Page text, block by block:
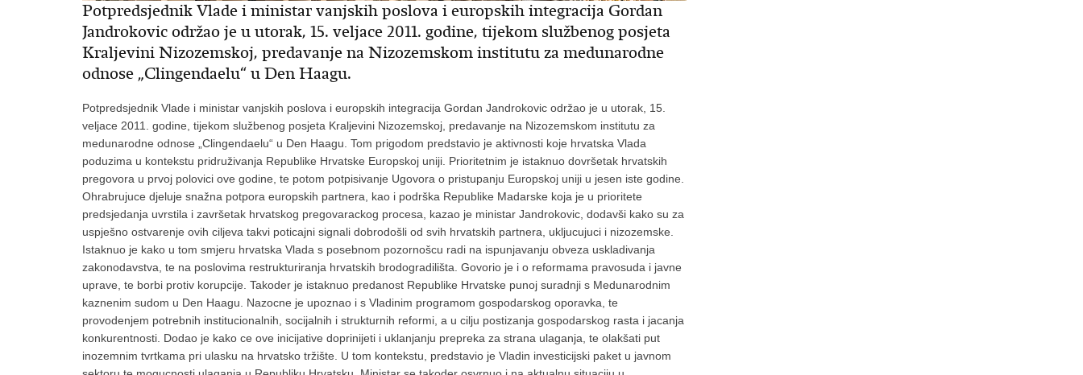
Potpredsjednik Vlade i ministar vanjskih poslova i europskih integracija Gordan
Jandrokovic održao je u utorak, 15. veljace 2011. godine, tijekom službenog posjeta
Kraljevini Nizozemskoj, predavanje na Nizozemskom institutu za medunarodne
odnose „Clingendaelu“ u Den Haagu.
Potpredsjednik Vlade i ministar vanjskih poslova i europskih integracija Gordan Jandrokovic održao je u utorak, 15.
veljace 2011. godine, tijekom službenog posjeta Kraljevini Nizozemskoj, predavanje na Nizozemskom institutu za
medunarodne odnose „Clingendaelu“ u Den Haagu. Tom prigodom predstavio je aktivnosti koje hrvatska Vlada
poduzima u kontekstu pridruživanja Republike Hrvatske Europskoj uniji. Prioritetnim je istaknuo dovršetak hrvatskih
pregovora u prvoj polovici ove godine, te potom potpisivanje Ugovora o pristupanju Europskoj uniji u jesen iste godine.
Ohrabrujuce djeluje snažna potpora europskih partnera, kao i podrška Republike Madarske koja je u prioritete
predsjedanja uvrstila i završetak hrvatskog pregovarackog procesa, kazao je ministar Jandrokovic, dodavši kako su za
uspješno ostvarenje ovih ciljeva takvi poticajni signali dobrodošli od svih hrvatskih partnera, ukljucujuci i nizozemske.
Istaknuo je kako u tom smjeru hrvatska Vlada s posebnom pozornošcu radi na ispunjavanju obveza uskladivanja
zakonodavstva, te na poslovima restrukturiranja hrvatskih brodogradilišta. Govorio je i o reformama pravosuda i javne
uprave, te borbi protiv korupcije. Takoder je istaknuo predanost Republike Hrvatske punoj suradnji s Medunarodnim
kaznenim sudom u Den Haagu. Nazocne je upoznao i s Vladinim programom gospodarskog oporavka, te
provodenjem potrebnih institucionalnih, socijalnih i strukturnih reformi, a u cilju postizanja gospodarskog rasta i jacanja
konkurentnosti. Dodao je kako ce ove inicijative doprinijeti i uklanjanju prepreka za strana ulaganja, te olakšati put
inozemnim tvrtkama pri ulasku na hrvatsko tržište. U tom kontekstu, predstavio je Vladin investicijski paket u javnom